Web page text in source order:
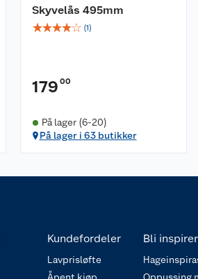
Skyvelås 495mm
☆☆☆☆☆ (1)
179 00
På lager (6-20)
På lager i 63 butikker
Kundefordeler
Lavprisløfte
Bli